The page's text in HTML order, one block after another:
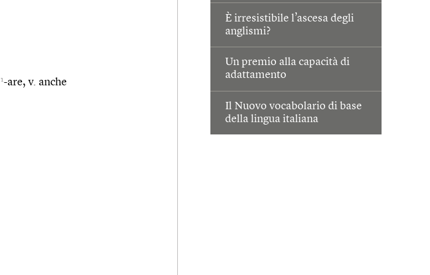
È irresistibile l’ascesa degli
anglismi?
Un premio alla capacità di
adattamento
Il Nuovo vocabolario di base
della lingua italiana
1-are, v. anche